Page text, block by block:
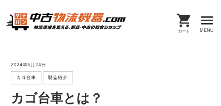
カート MENU
2024年6月24日
カゴ台車 製品紹介
カゴ台車とは？